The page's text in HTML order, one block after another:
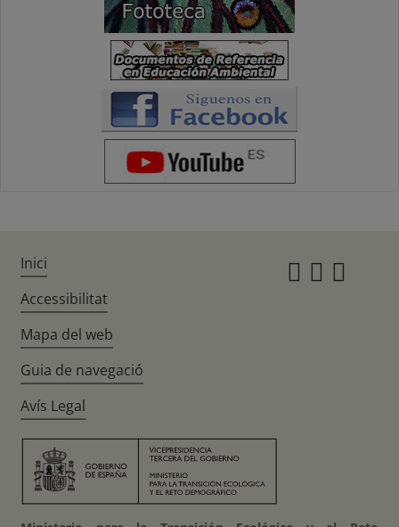
Inici
Accessibilitat
Mapa del web
Guia de navegació
Avís Legal